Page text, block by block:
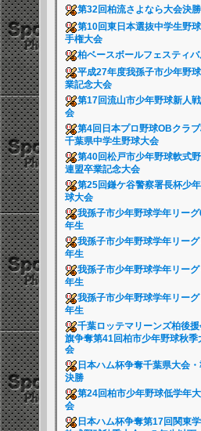
第32回柏流さよなら大会決勝
第10回東日本選抜中学生野
手権大会
柏ベースボールフェスティ
平成27年度我孫子市少年野
業記念大会
第17回流山市少年野球新人
会
第4回日本プロ野球OBクラ
千葉県中学生野球大会
第40回松戸市少年野球軟式
連盟卒業記念大会
第25回鎌ケ谷警察署長杯少
球大会
我孫子市少年野球学年リーグ
年生
我孫子市少年野球学年リーグ
年生
我孫子市少年野球学年リーグ
年生
我孫子市少年野球学年リーグ
年生
千葉ロッテマリーンズ柏後援
旗争奪第41回柏市少年野球秋季
会
日本ハム杯争奪千葉県大会・
決勝
第24回柏市少年野球低学年大
会
日本ハム杯争奪第17回関東